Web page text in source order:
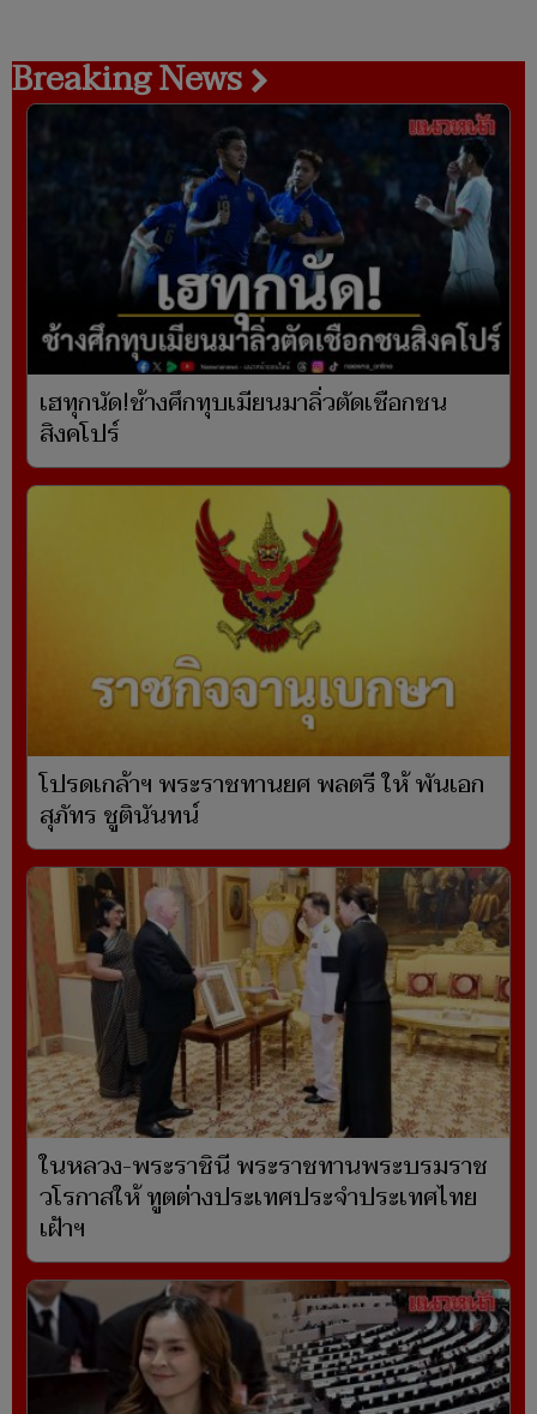
Breaking News
เฮทุกนัด!ช้างศึกทุบเมียนมาลิ่วตัดเชือกชน
สิงคโปร์
โปรดเกล้าฯ พระราชทานยศ พลตรี ให้ พันเอก
สุภัทร ชูตินันทน์
ในหลวง-พระราชินี พระราชทานพระบรมราช
วโรกาสให้ ทูตต่างประเทศประจำประเทศไทย
เฝ้าฯ